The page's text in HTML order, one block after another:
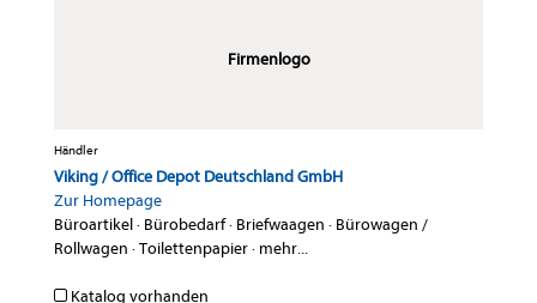
Firmenlogo
Händler
Viking / Office Depot Deutschland GmbH
Zur Homepage
Büroartikel· Bürobedarf· Briefwaagen · Bürowagen /
Rollwagen ·Toilettenpapier· mehr...
Katalog vorhanden